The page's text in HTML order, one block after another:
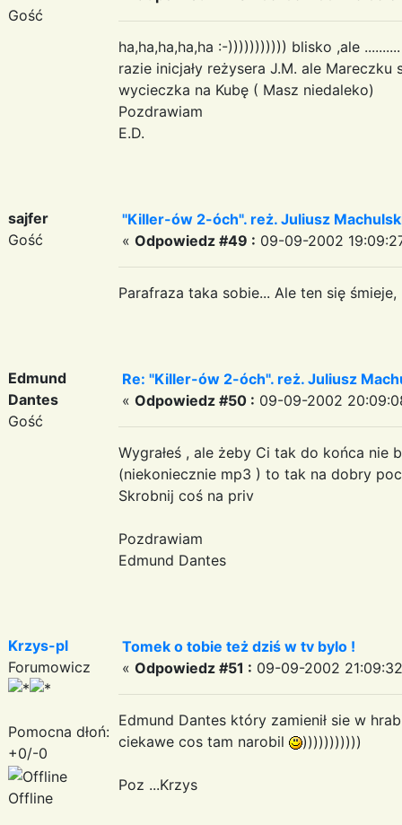
Gość
ha,ha,ha,ha,ha :-))))))))))) blisko ,ale
razie inicjały reżysera J.M. ale
wycieczka na Kubę ( Masz niedaleko)
Pozdrawiam
E.D.
sajfer
Gość
"Killer-ów 2-óch". reż. Juliusz
« Odpowiedz #49 : 09-09-2002
Parafraza taka sobie... Ale ten się
Edmund
Dantes
Gość
Re: "Killer-ów 2-óch". reż. Juliusz
« Odpowiedz #50 : 09-09-2002
Wygrałeś , ale żeby Ci tak do końca nie
(niekoniecznie mp3 ) to tak na dobry
Skrobnij coś na priv
Pozdrawiam
Edmund Dantes
Krzys-pl
Forumowicz
Pomocna dłoń:
+0/-0
Offline
Tomek o tobie też dziś w tv bylo !
« Odpowiedz #51 : 09-09-2002
Edmund Dantes który zamienił sie w
ciekawe cos tam narobil
)))))))))))
Poz ...Krzys